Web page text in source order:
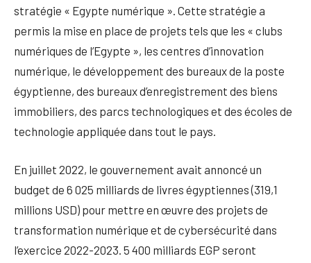
stratégie « Egypte numérique ». Cette stratégie a
permis la mise en place de projets tels que les « clubs
numériques de l’Egypte », les centres d’innovation
numérique, le développement des bureaux de la poste
égyptienne, des bureaux d’enregistrement des biens
immobiliers, des parcs technologiques et des écoles de
technologie appliquée dans tout le pays.
En juillet 2022, le gouvernement avait annoncé un
budget de 6 025 milliards de livres égyptiennes (319,1
millions USD) pour mettre en œuvre des projets de
transformation numérique et de cybersécurité dans
l’exercice 2022-2023. 5 400 milliards EGP seront